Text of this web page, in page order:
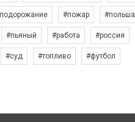
#пожар #польша
#пьяный #работа #россия
#суд #топливо #футбол